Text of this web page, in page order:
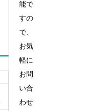
能で
すの
で、
お気
軽に
お問
い合
わせ